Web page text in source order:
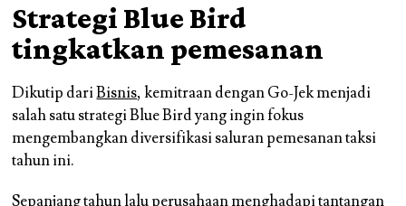
Strategi Blue Bird
tingkatkan pemesanan
Dikutip dariBisnis, kemitraan dengan Go-Jek menjadi
salah satu strategi Blue Bird yang ingin fokus
mengembangkan diversifikasi saluran pemesanan taksi
tahun ini.
Sepanjang tahun lalu perusahaan menghadapi tantangan